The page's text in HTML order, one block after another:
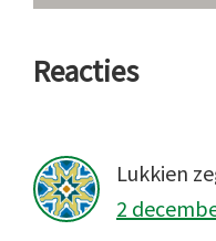
Lees
Reacties
Lukkien
2